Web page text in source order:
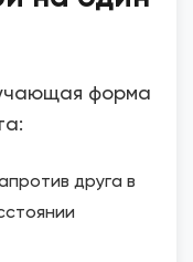
форма
друга в